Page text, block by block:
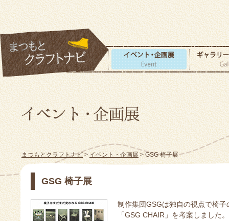
まつもとクラフトナビ>イベント・企画展> GSG 椅子展
GSG 椅子展
制作集団GSGは独自の視点で椅
「GSG CHAIR」を考案しました。